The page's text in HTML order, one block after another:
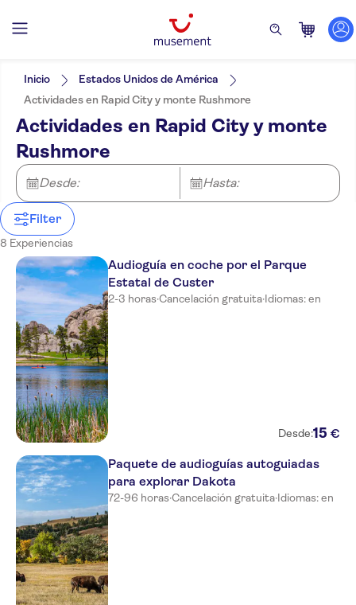
Filtros
Mín. Máx.
Tipo de entrada
Cancelación gratuita
Confirmación al momento
Categorías
Actividades al aire libre
Naturaleza
Recorridos a pie
Excursiones de un día
Cultura e historia
monumentos
Turismo y tradiciones
Atracciones y visitas guiadas
Inglés
Inicio
Estados Unidos de América
Actividades en Rapid City y monte Rushmore
Actividades en Rapid City y monte
Rushmore
Desde: Hasta:
Filter
8 Experiencias
Audioguía en coche por el Parque
Estatal de Custer
2-3 horas·Cancelación gratuita·Idiomas: en
Desde:15 €
Paquete de audioguías autoguiadas
para explorar Dakota
72-96 horas·Cancelación gratuita·Idiomas: en